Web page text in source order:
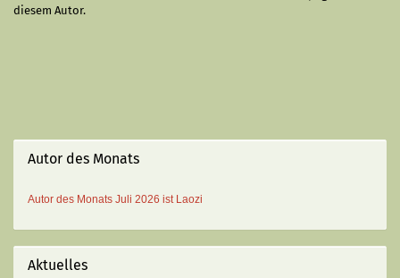
diesem Autor.
Autor des Monats
Autor des Monats Juli 2026 ist Laozi
Aktuelles